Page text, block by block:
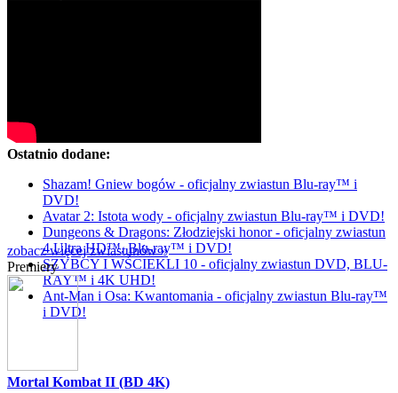
Ostatnio dodane:
Shazam! Gniew bogów - oficjalny zwiastun Blu-ray™ i
DVD!
Avatar 2: Istota wody - oficjalny zwiastun Blu-ray™ i DVD!
Dungeons & Dragons: Złodziejski honor - oficjalny zwiastun
4 Ultra HD™, Blu-ray™ i DVD!
SZYBCY I WŚCIEKLI 10 - oficjalny zwiastun DVD, BLU-
RAY™ i 4K UHD!
Ant-Man i Osa: Kwantomania - oficjalny zwiastun Blu-ray™
i DVD!
zobacz więcej zwiastunów »
Premiery
Mortal Kombat II (BD 4K)